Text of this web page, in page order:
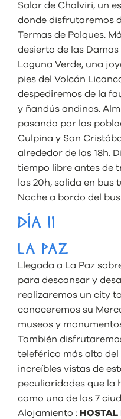
Salar de Chalviri, un
donde disfrutaremos
Termas de Polques.
desierto de las
Laguna Verde, una
pies del Volcán
despediremos de la
y ñandús andinos.
pasando por las
Culpina y San
alrededor de las 18h.
tiempo libre antes de
las 20h, salida en bus
Noche a bordo del
DÍA 11
LA PAZ
Llegada a La Paz
para descansar y
realizaremos un city
conoceremos su
museos y
También
teleférico más alto
increíbles vistas de
peculiaridades que la
como una de las 7
Alojamiento :